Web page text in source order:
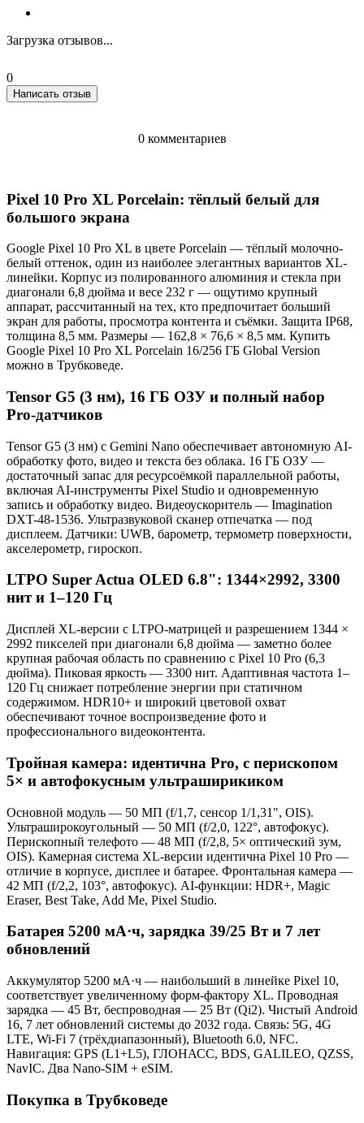
Загрузка отзывов...
0
Написать отзыв
0 комментариев
Pixel 10 Pro XL Porcelain: тёплый белый для
большого экрана
Google Pixel 10 Pro XL в цвете Porcelain — тёплый молочно-
белый оттенок, один из наиболее элегантных вариантов XL-
линейки. Корпус из полированного алюминия и стекла при
диагонали 6,8 дюйма и весе 232 г — ощутимо крупный
аппарат, рассчитанный на тех, кто предпочитает больший
экран для работы, просмотра контента и съёмки. Защита IP68,
толщина 8,5 мм. Размеры — 162,8 × 76,6 × 8,5 мм. Купить
Google Pixel 10 Pro XL Porcelain 16/256 ГБ Global Version
можно в Трубковеде.
Tensor G5 (3 нм), 16 ГБ ОЗУ и полный набор
Pro-датчиков
Tensor G5 (3 нм) с Gemini Nano обеспечивает автономную AI-
обработку фото, видео и текста без облака. 16 ГБ ОЗУ —
достаточный запас для ресурсоёмкой параллельной работы,
включая AI-инструменты Pixel Studio и одновременную
запись и обработку видео. Видеоускоритель — Imagination
DXT-48-1536. Ультразвуковой сканер отпечатка — под
дисплеем. Датчики: UWB, барометр, термометр поверхности,
акселерометр, гироскоп.
LTPO Super Actua OLED 6.8": 1344×2992, 3300
нит и 1–120 Гц
Дисплей XL-версии с LTPO-матрицей и разрешением 1344 ×
2992 пикселей при диагонали 6,8 дюйма — заметно более
крупная рабочая область по сравнению с Pixel 10 Pro (6,3
дюйма). Пиковая яркость — 3300 нит. Адаптивная частота 1–
120 Гц снижает потребление энергии при статичном
содержимом. HDR10+ и широкий цветовой охват
обеспечивают точное воспроизведение фото и
профессионального видеоконтента.
Тройная камера: идентична Pro, с перископом
5× и автофокусным ультраширикиком
Основной модуль — 50 МП (f/1,7, сенсор 1/1,31", OIS).
Ультраширокоугольный — 50 МП (f/2,0, 122°, автофокус).
Перископный телефото — 48 МП (f/2,8, 5× оптический зум,
OIS). Камерная система XL-версии идентична Pixel 10 Pro —
отличие в корпусе, дисплее и батарее. Фронтальная камера —
42 МП (f/2,2, 103°, автофокус). AI-функции: HDR+, Magic
Eraser, Best Take, Add Me, Pixel Studio.
Батарея 5200 мА·ч, зарядка 39/25 Вт и 7 лет
обновлений
Аккумулятор 5200 мА·ч — наибольший в линейке Pixel 10,
соответствует увеличенному форм-фактору XL. Проводная
зарядка — 45 Вт, беспроводная — 25 Вт (Qi2). Чистый Android
16, 7 лет обновлений системы до 2032 года. Связь: 5G, 4G
LTE, Wi-Fi 7 (трёхдиапазонный), Bluetooth 6.0, NFC.
Навигация: GPS (L1+L5), ГЛОНАСС, BDS, GALILEO, QZSS,
NavIC. Два Nano-SIM + eSIM.
Покупка в Трубковеде